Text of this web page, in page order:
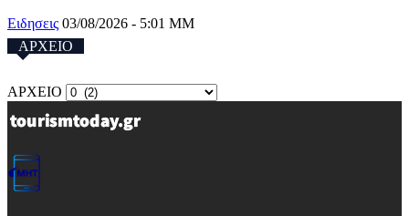
Ειδησεις 03/08/2026 - 5:01 ΜΜ
ΑΡΧΕΙΟ
ΑΡΧΕΙΟ